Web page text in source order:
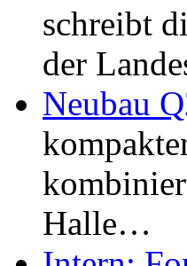
schreibt
der
Neubau
Halle…